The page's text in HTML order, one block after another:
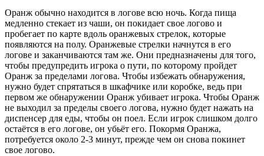
Оранж обычно находится в логове всю ночь. Когда пища
медленно стекает из чаши, он покидает свое логово и
пробегает по карте вдоль оранжевых стрелок, которые
появляются на полу. Оранжевые стрелки начнутся в его
логове и заканчиваются там же. Они предназначены для того,
чтобы предупредить игрока о пути, по которому пройдет
Оранж за пределами логова. Чтобы избежать обнаружения,
нужно будет спрятаться в шкафчике или коробке, ведь при
первом же обнаружении Оранж убивает игрока. Чтобы Оранж
не выходил за пределы своего логова, нужно будет нажать на
диспенсер для еды, чтобы он поел. Если игрок слишком долго
остаётся в его логове, он убьёт его. Покормя Оранжа,
потребуется около 2-3 минут, прежде чем он снова покинет
свое логово.